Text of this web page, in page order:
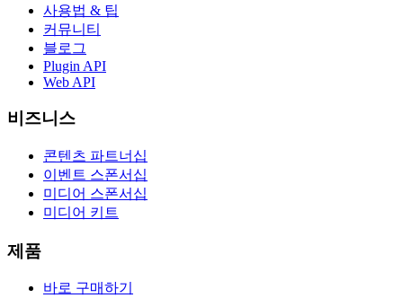
사용법 & 팁
커뮤니티
블로그
Plugin API
Web API
비즈니스
콘텐츠 파트너십
이벤트 스폰서십
미디어 스폰서십
미디어 키트
제품
바로 구매하기